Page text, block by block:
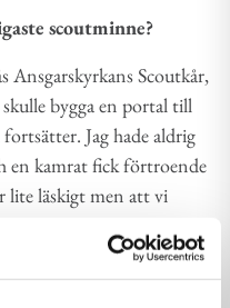
scoutminne?
Ansgarskyrkans Scoutkår,
bygga en portal till
Jag hade aldrig
en kamrat fick förtroende
lite läskigt men att vi
göra den fin. Jag minns
tillbaka till lägerplatsen -